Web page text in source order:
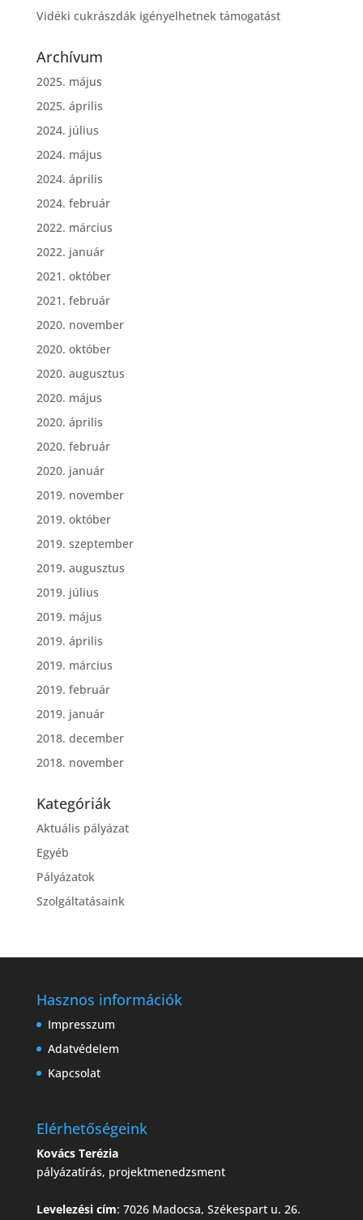
Vidéki cukrászdák igényelhetnek támogatást
Archívum
2025. május
2025. április
2024. július
2024. május
2024. április
2024. február
2022. március
2022. január
2021. október
2021. február
2020. november
2020. október
2020. augusztus
2020. május
2020. április
2020. február
2020. január
2019. november
2019. október
2019. szeptember
2019. augusztus
2019. július
2019. május
2019. április
2019. március
2019. február
2019. január
2018. december
2018. november
Kategóriák
Aktuális pályázat
Egyéb
Pályázatok
Szolgáltatásaink
Hasznos információk
Impresszum
Adatvédelem
Kapcsolat
Elérhetőségeink
Kovács Terézia
pályázatírás, projektmenedzsment
Levelezési cím: 7026 Madocsa, Székespart u. 26.